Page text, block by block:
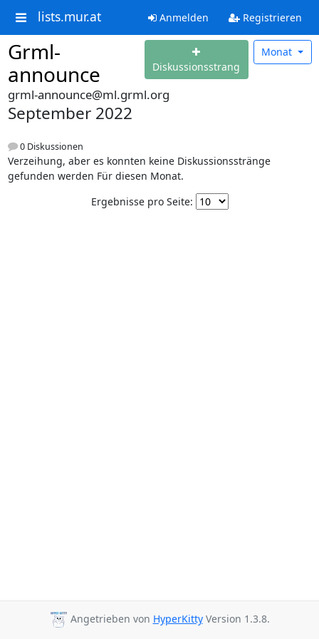
lists.mur.at Anmelden Registrieren
Grml-
announce
Diskussionsstrang
Monat
grml-announce@ml.grml.org
September 2022
0 Diskussionen
Verzeihung, aber es konnten keine Diskussionsstränge
gefunden werden Für diesen Monat.
Ergebnisse pro Seite:
Angetrieben von HyperKittyVersion 1.3.8.